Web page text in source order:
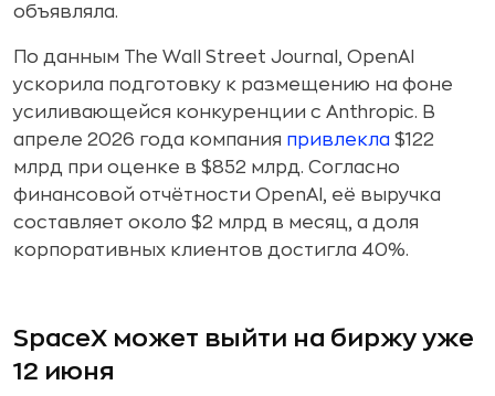
объявляла.
По данным The Wall Street Journal, OpenAI
ускорила подготовку к размещению на фоне
усиливающейся конкуренции с Anthropic. В
апреле 2026 года компания привлекла $122
млрд при оценке в $852 млрд. Согласно
финансовой отчётности OpenAI, её выручка
составляет около $2 млрд в месяц, а доля
корпоративных клиентов достигла 40%.
SpaceX может выйти на биржу уже
12 июня